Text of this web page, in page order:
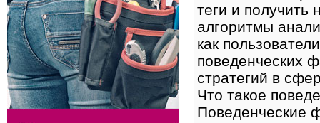
теги и получить
алгоритмы
как
поведенческих
стратегий в
Что такое
Поведенческие